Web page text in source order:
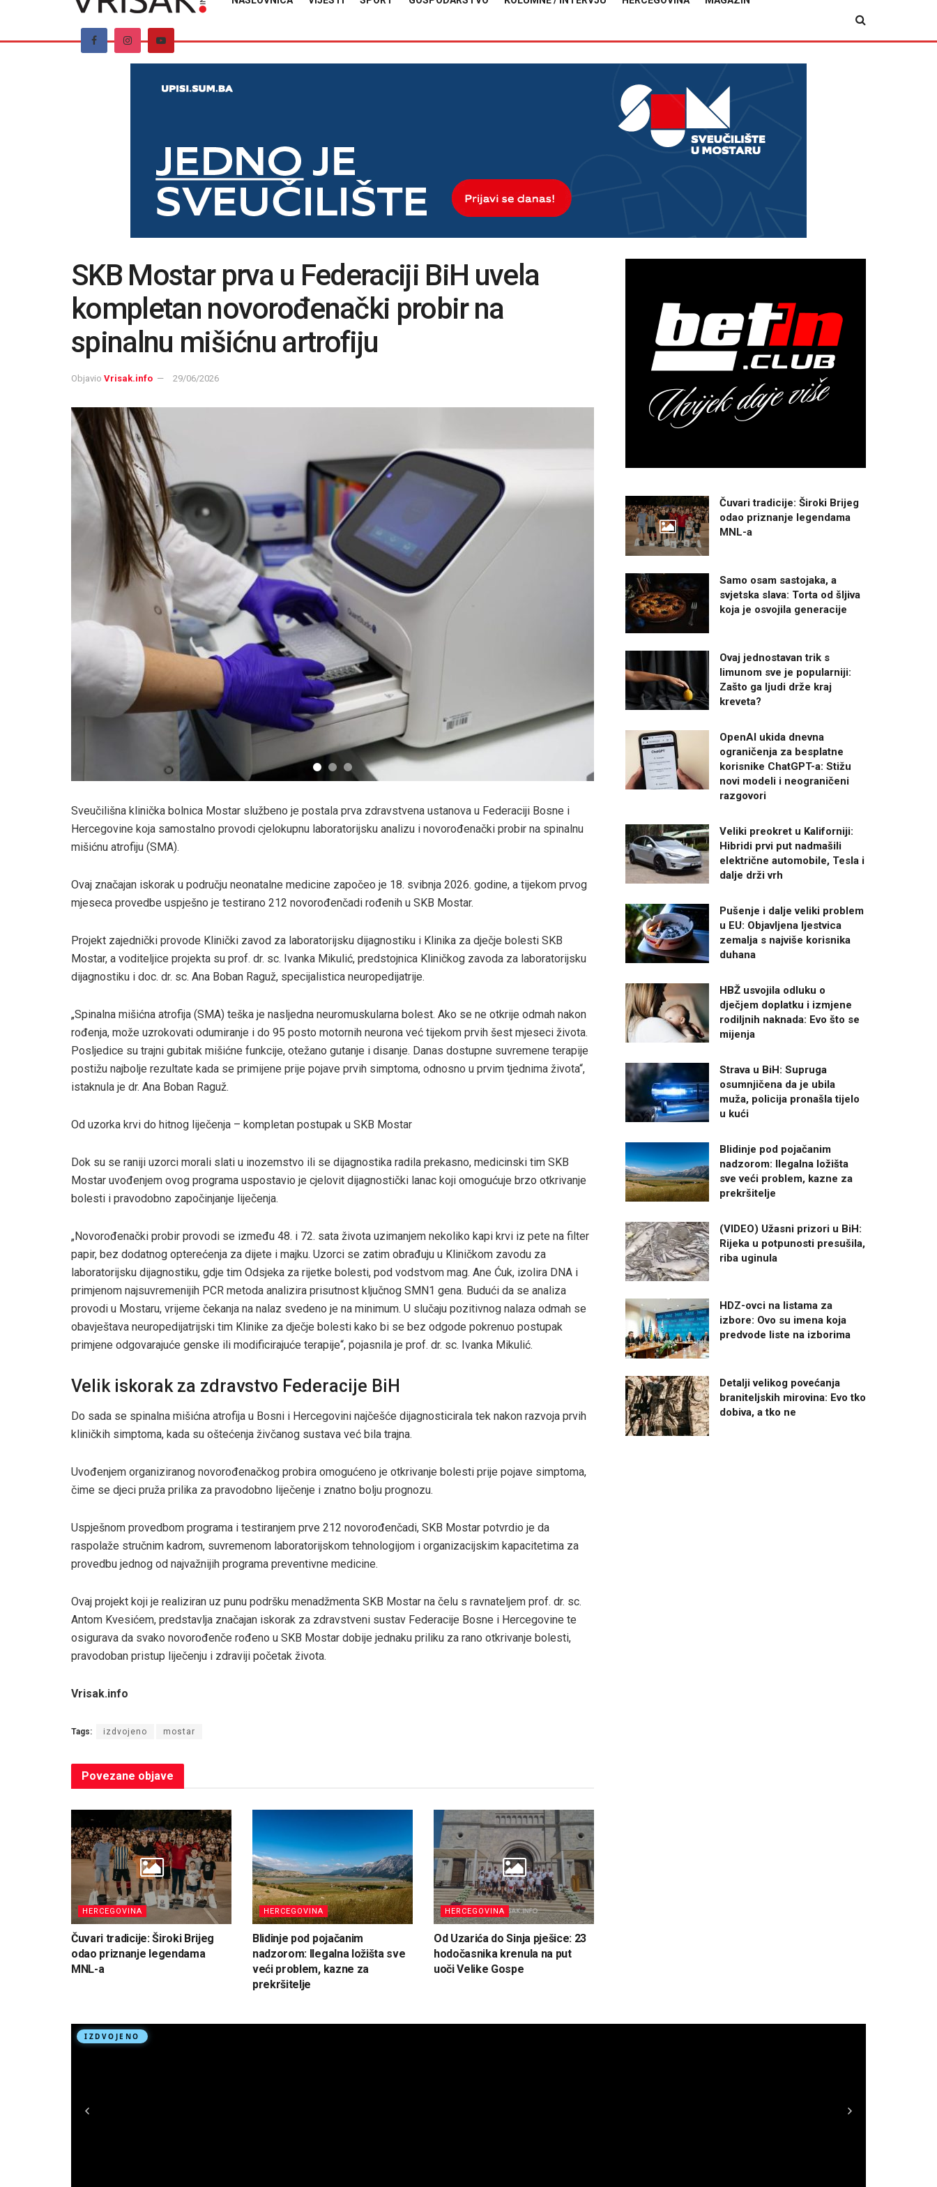
SKB Mostar prva u Federaciji BiH uvela
kompletan novorođenački probir na
spinalnu mišićnu artrofiju
Objavio Vrisak.info 29/06/2026
Sveučilišna klinička bolnica Mostar službeno je postala prva zdravstvena ustanova u Federaciji Bosne i
Hercegovine koja samostalno provodi cjelokupnu laboratorijsku analizu i novorođenački probir na spinalnu
mišićnu atrofiju (SMA).
Ovaj značajan iskorak u području neonatalne medicine započeo je 18. svibnja 2026. godine, a tijekom prvog
mjeseca provedbe uspješno je testirano 212 novorođenčadi rođenih u SKB Mostar.
Projekt zajednički provode Klinički zavod za laboratorijsku dijagnostiku i Klinika za dječje bolesti SKB
Mostar, a voditeljice projekta su prof. dr. sc. Ivanka Mikulić, predstojnica Kliničkog zavoda za laboratorijsku
dijagnostiku i doc. dr. sc. Ana Boban Raguž, specijalistica neuropedijatrije.
„Spinalna mišićna atrofija (SMA) teška je nasljedna neuromuskularna bolest. Ako se ne otkrije odmah nakon
rođenja, može uzrokovati odumiranje i do 95 posto motornih neurona već tijekom prvih šest mjeseci života.
Posljedice su trajni gubitak mišićne funkcije, otežano gutanje i disanje. Danas dostupne suvremene terapije
postižu najbolje rezultate kada se primijene prije pojave prvih simptoma, odnosno u prvim tjednima života“,
istaknula je dr. Ana Boban Raguž.
Od uzorka krvi do hitnog liječenja – kompletan postupak u SKB Mostar
Dok su se raniji uzorci morali slati u inozemstvo ili se dijagnostika radila prekasno, medicinski tim SKB
Mostar uvođenjem ovog programa uspostavio je cjelovit dijagnostički lanac koji omogućuje brzo otkrivanje
bolesti i pravodobno započinjanje liječenja.
„Novorođenački probir provodi se između 48. i 72. sata života uzimanjem nekoliko kapi krvi iz pete na filter
papir, bez dodatnog opterećenja za dijete i majku. Uzorci se zatim obrađuju u Kliničkom zavodu za
laboratorijsku dijagnostiku, gdje tim Odsjeka za rijetke bolesti, pod vodstvom mag. Ane Ćuk, izolira DNA i
primjenom najsuvremenijih PCR metoda analizira prisutnost ključnog SMN1 gena. Budući da se analiza
provodi u Mostaru, vrijeme čekanja na nalaz svedeno je na minimum. U slučaju pozitivnog nalaza odmah se
obavještava neuropedijatrijski tim Klinike za dječje bolesti kako bi se bez odgode pokrenuo postupak
primjene odgovarajuće genske ili modificirajuće terapije“, pojasnila je prof. dr. sc. Ivanka Mikulić.
Velik iskorak za zdravstvo Federacije BiH
Do sada se spinalna mišićna atrofija u Bosni i Hercegovini najčešće dijagnosticirala tek nakon razvoja prvih
kliničkih simptoma, kada su oštećenja živčanog sustava već bila trajna.
Uvođenjem organiziranog novorođenačkog probira omogućeno je otkrivanje bolesti prije pojave simptoma,
čime se djeci pruža prilika za pravodobno liječenje i znatno bolju prognozu.
Uspješnom provedbom programa i testiranjem prve 212 novorođenčadi, SKB Mostar potvrdio je da
raspolaže stručnim kadrom, suvremenom laboratorijskom tehnologijom i organizacijskim kapacitetima za
provedbu jednog od najvažnijih programa preventivne medicine.
Ovaj projekt koji je realiziran uz punu podršku menadžmenta SKB Mostar na čelu s ravnateljem prof. dr. sc.
Antom Kvesićem, predstavlja značajan iskorak za zdravstveni sustav Federacije Bosne i Hercegovine te
osigurava da svako novorođenče rođeno u SKB Mostar dobije jednaku priliku za rano otkrivanje bolesti,
pravodoban pristup liječenju i zdraviji početak života.
Vrisak.info
Tags: izdvojeno mostar
Povezane objave
HERCEGOVINA
Čuvari tradicije: Široki Brijeg
odao priznanje legendama
MNL-a
HERCEGOVINA
Blidinje pod pojačanim
nadzorom: Ilegalna ložišta sve
veći problem, kazne za
prekršitelje
HERCEGOVINA
Od Uzarića do Sinja pješice: 23
hodočasnika krenula na put
uoči Velike Gospe
Čuvari tradicije: Široki Brijeg
odao priznanje legendama
MNL-a
Samo osam sastojaka, a
svjetska slava: Torta od šljiva
koja je osvojila generacije
Ovaj jednostavan trik s
limunom sve je popularniji:
Zašto ga ljudi drže kraj
kreveta?
OpenAI ukida dnevna
ograničenja za besplatne
korisnike ChatGPT-a: Stižu
novi modeli i neograničeni
razgovori
Veliki preokret u Kaliforniji:
Hibridi prvi put nadmašili
električne automobile, Tesla i
dalje drži vrh
Pušenje i dalje veliki problem
u EU: Objavljena ljestvica
zemalja s najviše korisnika
duhana
HBŽ usvojila odluku o
dječjem doplatku i izmjene
rodiljnih naknada: Evo što se
mijenja
Strava u BiH: Supruga
osumnjičena da je ubila
muža, policija pronašla tijelo
u kući
Blidinje pod pojačanim
nadzorom: Ilegalna ložišta
sve veći problem, kazne za
prekršitelje
(VIDEO) Užasni prizori u BiH:
Rijeka u potpunosti presušila,
riba uginula
HDZ-ovci na listama za
izbore: Ovo su imena koja
predvode liste na izborima
Detalji velikog povećanja
braniteljskih mirovina: Evo tko
dobiva, a tko ne